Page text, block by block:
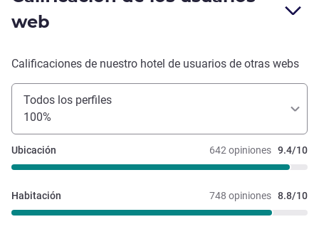
web
Calificaciones de nuestro hotel de usuarios de otras webs
Todos los perfiles
100%
642 opiniones 9.4/10
Ubicación
748 opiniones 8.8/10
Habitación